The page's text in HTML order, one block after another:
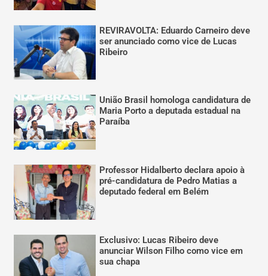
REVIRAVOLTA: Eduardo Carneiro deve
ser anunciado como vice de Lucas
Ribeiro
União Brasil homologa candidatura de
Maria Porto a deputada estadual na
Paraíba
Professor Hidalberto declara apoio à
pré-candidatura de Pedro Matias a
deputado federal em Belém
Exclusivo: Lucas Ribeiro deve
anunciar Wilson Filho como vice em
sua chapa